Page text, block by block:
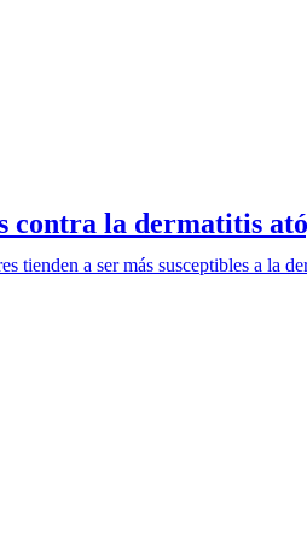
contra la dermatitis
tienden a ser más susceptibles a la